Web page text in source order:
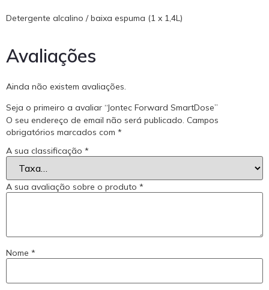
Detergente alcalino / baixa espuma (1 x 1,4L)
Avaliações
Ainda não existem avaliações.
Seja o primeiro a avaliar “Jontec Forward SmartDose”
O seu endereço de email não será publicado. Campos
obrigatórios marcados com *
A sua classificação *
A sua avaliação sobre o produto *
Nome *